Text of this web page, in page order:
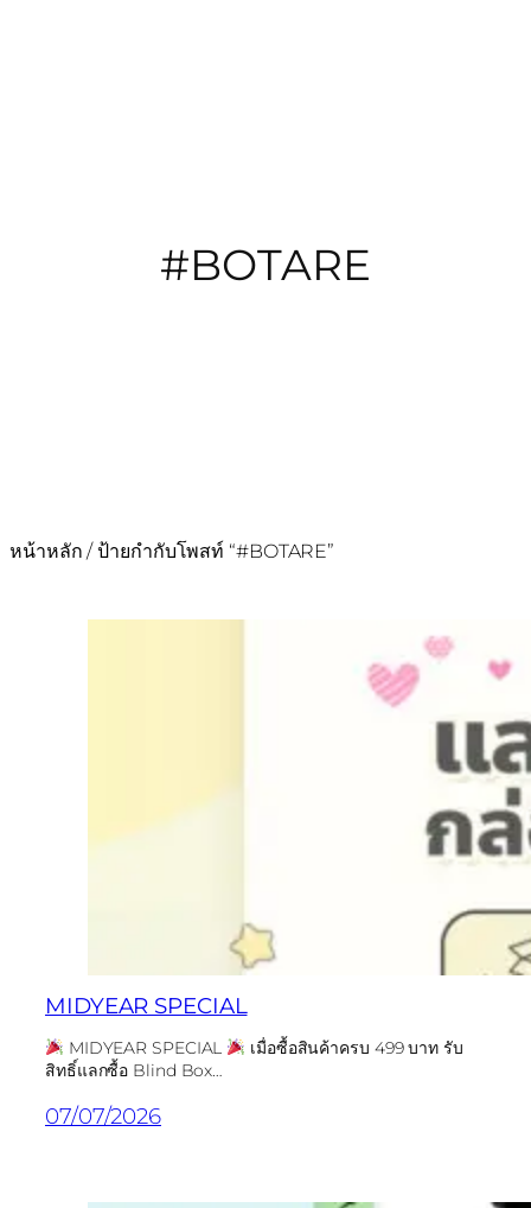
#BOTARE
หน้าหลัก / ป้ายกำกับโพสท์ “#BOTARE”
MIDYEAR SPECIAL
MIDYEAR SPECIAL
เมื่อซื้อสินค้าครบ 499 บาท รับ
สิทธิ์แลกซื้อ Blind Box…
07/07/2026